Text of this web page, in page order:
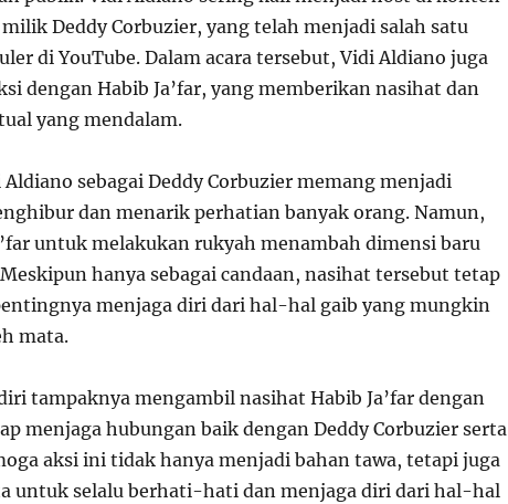
Deddy Corbuzier, yang telah menjadi salah satu
di YouTube. Dalam acara tersebut, Vidi Aldiano juga
dengan Habib Ja’far, yang memberikan nasihat dan
yang mendalam.
sebagai Deddy Corbuzier memang menjadi
dan menarik perhatian banyak orang. Namun,
untuk melakukan rukyah menambah dimensi baru
hanya sebagai candaan, nasihat tersebut tetap
menjaga diri dari hal-hal gaib yang mungkin
mata.
tampaknya mengambil nasihat Habib Ja’far dengan
menjaga hubungan baik dengan Deddy Corbuzier serta
aksi ini tidak hanya menjadi bahan tawa, tetapi juga
untuk selalu berhati-hati dan menjaga diri dari hal-hal